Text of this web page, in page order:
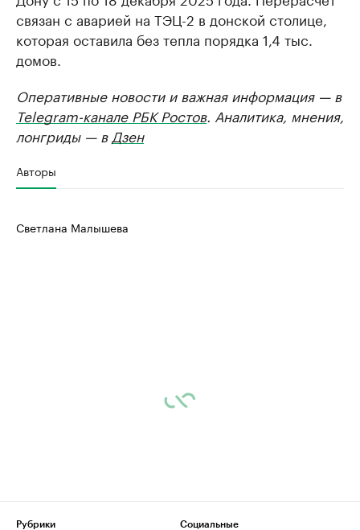
связан с аварией на ТЭЦ-2 в донской столице,
которая оставила без тепла порядка 1,4 тыс.
домов.
Оперативные новости и важная информация — в
Telegram-канале РБК Ростов. Аналитика, мнения,
лонгриды — в Дзен
Авторы
Светлана Малышева
Рубрики
Социальные